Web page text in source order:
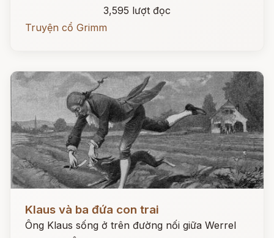
3,595 lượt đọc
Truyện cổ Grimm
Klaus và ba đứa con trai
Ông Klaus sống ở trên đường nối giữa Werrel